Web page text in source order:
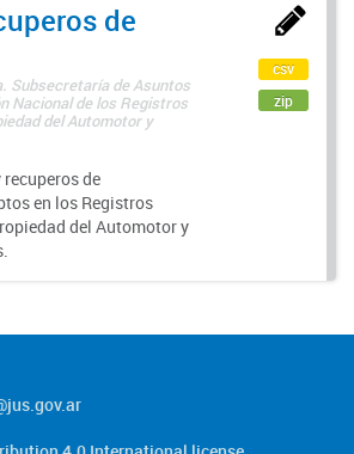
de
Subsecretaría de Asuntos
Nacional de los Registros
del Automotor y
de
en los Registros
del Automotor y
csv
zip